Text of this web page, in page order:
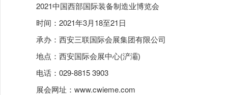
2021中国西部国际装备制造业博览会
时间：2021年3月18至21日
承办：西安三联国际会展集团有限公司
地点：西安国际会展中心(浐灞)
电话：029-8815 3903
展会网址： www.cwieme.com